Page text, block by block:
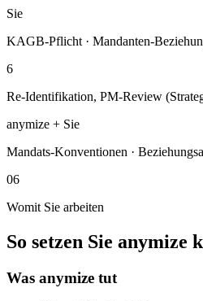
Sie
KAGB-Pflicht · Mandanten-
6
Re-Identifikation, PM-Review
anymize + Sie
Mandats-Konventionen ·
06
Womit Sie arbeiten
So setzen Sie anymize
Was anymize tut